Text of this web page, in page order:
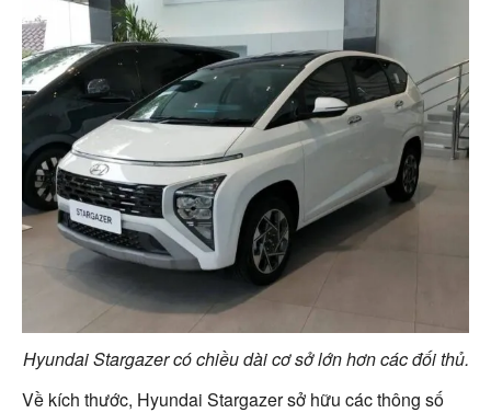
Hyundai Stargazer có chiều dài cơ sở lớn hơn các đối thủ.
Về kích thước, Hyundai Stargazer sở hữu các thông số